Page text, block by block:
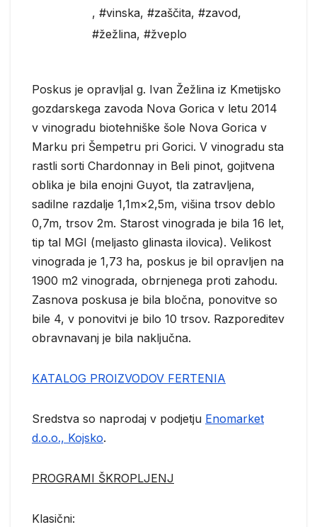
, #vinska, #zaščita, #zavod,
#žežlina, #žveplo
Poskus je opravljal g. Ivan Žežlina iz Kmetijsko
gozdarskega zavoda Nova Gorica v letu 2014
v vinogradu biotehniške šole Nova Gorica v
Marku pri Šempetru pri Gorici. V vinogradu sta
rastli sorti Chardonnay in Beli pinot, gojitvena
oblika je bila enojni Guyot, tla zatravljena,
sadilne razdalje 1,1m×2,5m, višina trsov deblo
0,7m, trsov 2m. Starost vinograda je bila 16 let,
tip tal MGI (meljasto glinasta ilovica). Velikost
vinograda je 1,73 ha, poskus je bil opravljen na
1900 m2 vinograda, obrnjenega proti zahodu.
Zasnova poskusa je bila bločna, ponovitve so
bile 4, v ponovitvi je bilo 10 trsov. Razporeditev
obravnavanj je bila naključna.
KATALOG PROIZVODOV FERTENIA
Sredstva so naprodaj v podjetju Enomarket
d.o.o., Kojsko.
PROGRAMI ŠKROPLJENJ
Klasični: